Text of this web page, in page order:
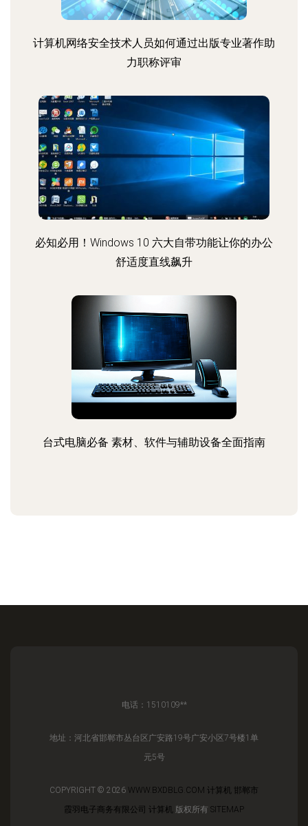
计算机网络安全技术人员如何通过出版专业著作助
力职称评审
必知必用！Windows 10 六大自带功能让你的办公
舒适度直线飙升
台式电脑必备 素材、软件与辅助设备全面指南
电话：1510109**
地址：河北省邯郸市丛台区广安路19号广安小区7号楼1单
元5号
COPYRIGHT © 2026 WWW.BXDBLG.COM 计算机 邯郸市
霞羽电子商务有限公司 计算机 版权所有 SITEMAP